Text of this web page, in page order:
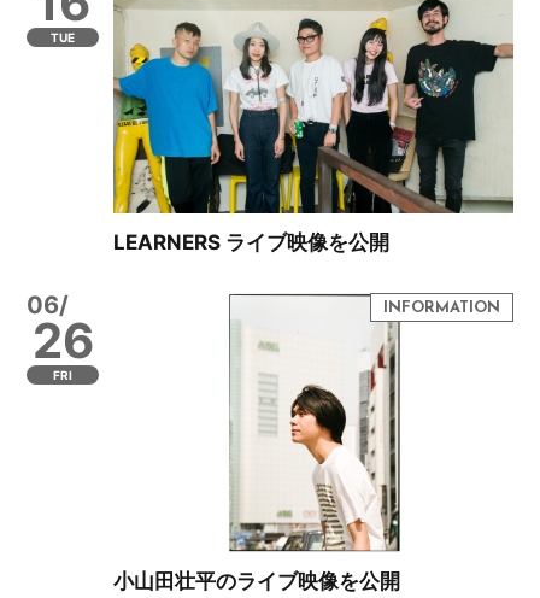
TUE
LEARNERS ライブ映像を公開
06/
26
FRI
小山田壮平のライブ映像を公開